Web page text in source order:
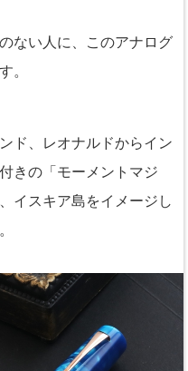
ない人に、このアナログ
。
ド、レオナルドからイン
きの「モーメントマジ
イスキア島をイメージし